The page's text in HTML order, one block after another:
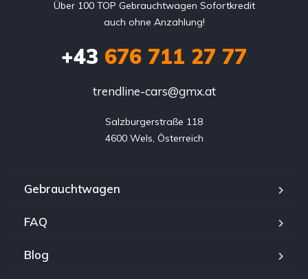
Über 100 TOP Gebrauchtwagen Sofortkredit
auch ohne Anzahlung!
+43 676 711 27 77
trendline-cars@gmx.at
Salzburgerstraße 118
4600 Wels, Österreich
Gebrauchtwagen
FAQ
Blog